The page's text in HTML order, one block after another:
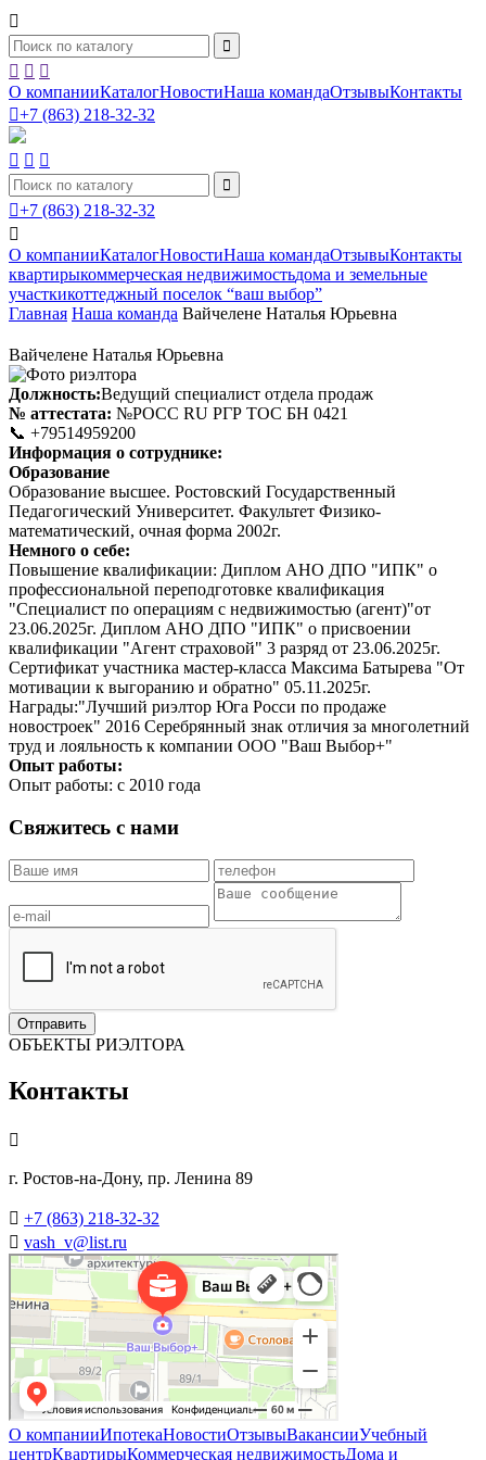


  
О компанииКаталогНовостиНаша командаОтзывыКонтакты
+7 (863) 218-32-32
  

+7 (863) 218-32-32

О компанииКаталогНовостиНаша командаОтзывыКонтакты
квартирыкоммерческая недвижимостьдома и земельные
участкикоттеджный поселок “ваш выбор”
Главная Наша команда Вайчелене Наталья Юрьевна
Вайчелене Наталья Юрьевна
Должность:Ведущий специалист отдела продаж
№ аттестата: №РОСС RU РГР ТОС БН 0421
📞 +79514959200
Информация о сотруднике:
Образование
Образование высшее. Ростовский Государственный
Педагогический Университет. Факультет Физико-
математический, очная форма 2002г.
Немного о себе:
Повышение квалификации: Диплом АНО ДПО "ИПК" о
профессиональной переподготовке квалификация
"Специалист по операциям с недвижимостью (агент)"от
23.06.2025г. Диплом АНО ДПО "ИПК" о присвоении
квалификации "Агент страховой" 3 разряд от 23.06.2025г.
Сертификат участника мастер-класса Максима Батырева "От
мотивации к выгоранию и обратно" 05.11.2025г.
Награды:"Лучший риэлтор Юга Росси по продаже
новостроек" 2016 Серебрянный знак отличия за многолетний
труд и лояльность к компании ООО "Ваш Выбор+"
Опыт работы:
Опыт работы: с 2010 года
Свяжитесь с нами
Отправить
ОБЪЕКТЫ РИЭЛТОРА
Контакты

г. Ростов-на-Дону, пр. Ленина 89
 +7 (863) 218-32-32
 vash_v@list.ru
О компанииИпотекаНовостиОтзывыВакансииУчебный
центрКвартирыКоммерческая недвижимостьДома и